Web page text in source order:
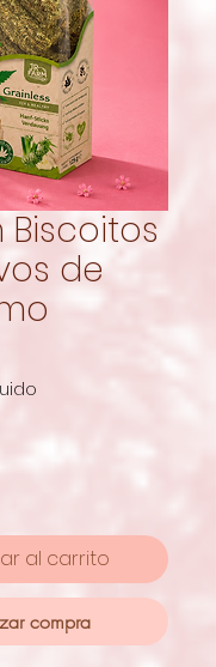
Biscoitos
de
al carrito
compra